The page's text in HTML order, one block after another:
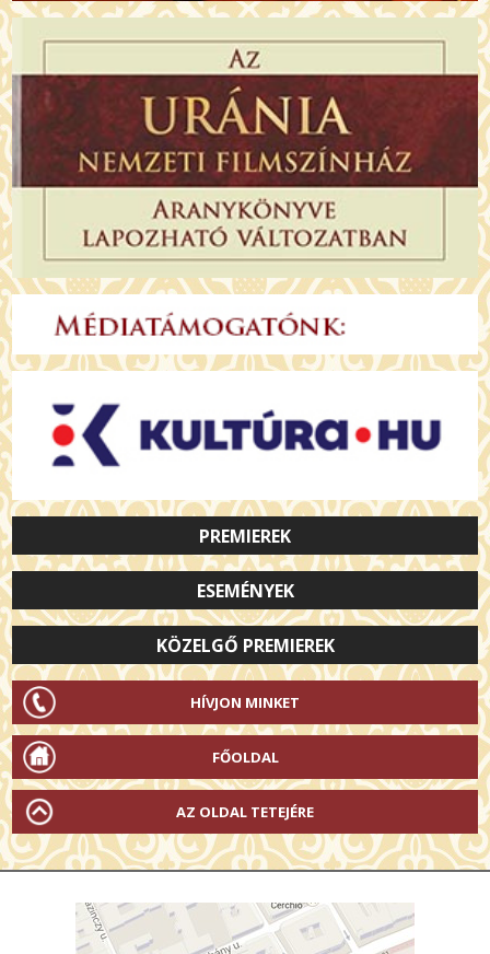
PREMIEREK
ESEMÉNYEK
KÖZELGŐ PREMIEREK
HÍVJON MINKET
FŐOLDAL
AZ OLDAL TETEJÉRE